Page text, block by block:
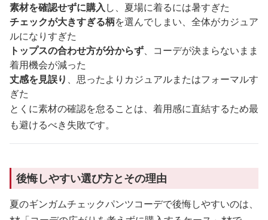
素材を確認せずに購入し、夏場に着るには暑すぎた
チェックが大きすぎる柄を選んでしまい、全体がカジュア
ルになりすぎた
トップスの合わせ方が分からず、コーデが決まらないまま
着用機会が減った
丈感を見誤り 、思ったよりカジュアルまたはフォーマルす
ぎた
とくに素材の確認を怠ることは、着用感に直結するため最
も避けるべき失敗です。
後悔しやすい選び方とその理由
夏のギンガムチェックパンツコーデで後悔しやすいのは、